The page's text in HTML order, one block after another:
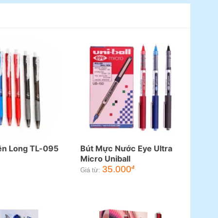
Long TL-095
Bút Mực Nước Eye Ultra
Micro Uniball
Giá từ: 35.000đ